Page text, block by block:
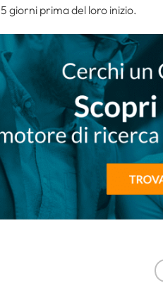
giorni prima del loro inizio.